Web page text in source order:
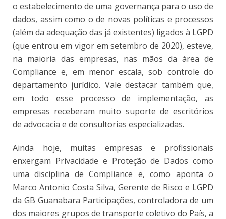
o estabelecimento de uma governança para o uso de
dados, assim como o de novas políticas e processos
(além da adequação das já existentes) ligados à LGPD
(que entrou em vigor em setembro de 2020), esteve,
na maioria das empresas, nas mãos da área de
Compliance e, em menor escala, sob controle do
departamento jurídico. Vale destacar também que,
em todo esse processo de implementação, as
empresas receberam muito suporte de escritórios
de advocacia e de consultorias especializadas.
Ainda hoje, muitas empresas e profissionais
enxergam Privacidade e Proteção de Dados como
uma disciplina de Compliance e, como aponta o
Marco Antonio Costa Silva, Gerente de Risco e LGPD
da GB Guanabara Participações, controladora de um
dos maiores grupos de transporte coletivo do País, a